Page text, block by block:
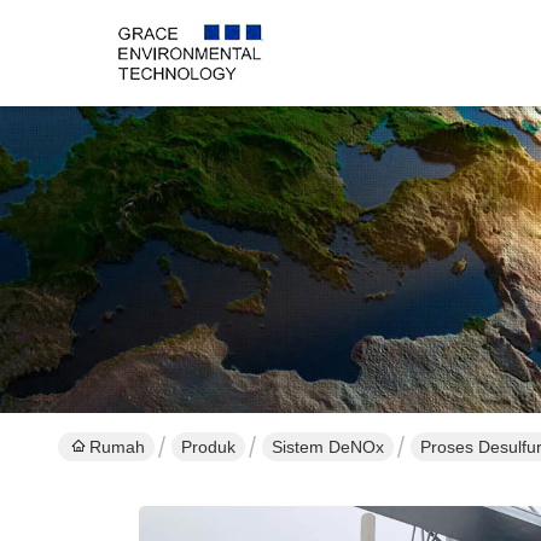
Rumah Produk Sistem DeNOx Proses